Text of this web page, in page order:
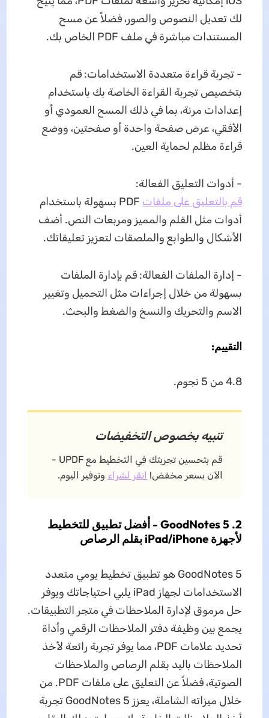
لك تعديل النصوص والصور، فضلاً عن مسح
المستندات مباشرة في ملف PDF الخاص بك.
- تجربة قراءة متعددة الاستخدامات: قم
بتخصيص تجربة القراءة الخاصة بك باستخدام
إعدادات مرنة، بما في ذلك المسح العمودي أو
الأفقي، عرض صفحة واحدة أو صفحتين، ووضع
قراءة مظلم لحماية العين.
- أدوات التعليق الفعالة:
قم بالتعليق على ملفات
PDF بسهولة باستخدام
أدوات مثل القلم والمميز ومربعات النص. أضف
الأشكال والطوابع والملصقات لتعزيز تعليقاتك.
- إدارة الملفات الفعالة: قم بإدارة الملفات
بسهولة من خلال إجراءات مثل التحميل وتغيير
الاسم والتحريك والنسخ والضغط والبحث.
التقييم:
4.8 من 5 نجوم.
تنبيه بخصوص التخفيضات
قم بتحسين تجربتك في التخطيط مع UPDF -
الآن بسعر مخفض! انقر لشراء وتوفير اليوم.
2. GoodNotes 5 - أفضل تطبيق للتخطيط
لأجهزة iPad/iPhone بقلم الرصاص
GoodNotes 5 هو تطبيق تخطيط يومي متعدد
الاستخدامات لجهاز iPad يلبي احتياجاتك ويوفر
حل مرموق لإدارة الملاحظات في متجر التطبيقات.
يجمع بين وظيفة دفتر الملاحظات الرقمي وأداة
تحديد علامات PDF، مما يوفر تجربة رائعة لأخذ
الملاحظات باليد بقلم الرصاص والملاحظات
الصوتية، فضلاً عن التعليق على ملفات PDF. من
خلال ميزاته الشاملة، يعزز GoodNotes 5 تجربة